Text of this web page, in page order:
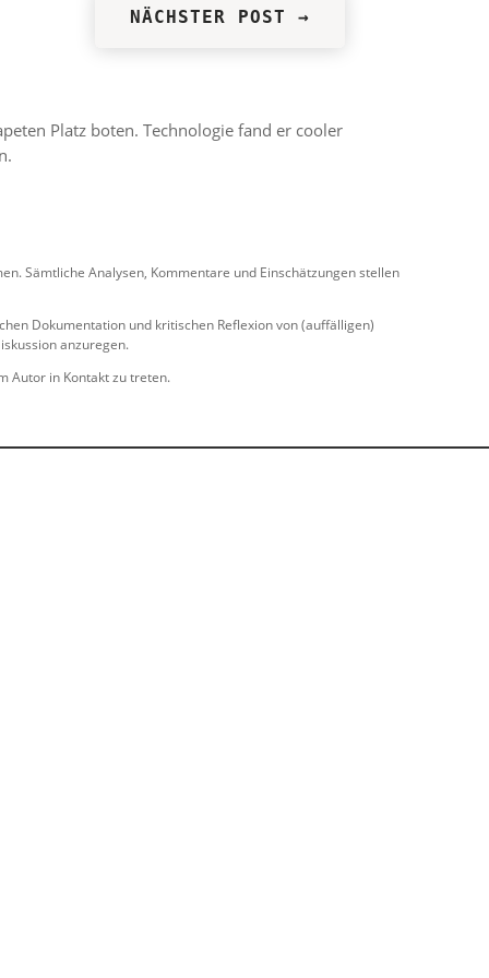
NÄCHSTER POST →
Platz boten. Technologie fand er cooler
Sämtliche Analysen, Kommentare und Einschätzungen stellen
Dokumentation und kritischen Reflexion von (auffälligen)
anzuregen.
Autor in Kontakt zu treten.